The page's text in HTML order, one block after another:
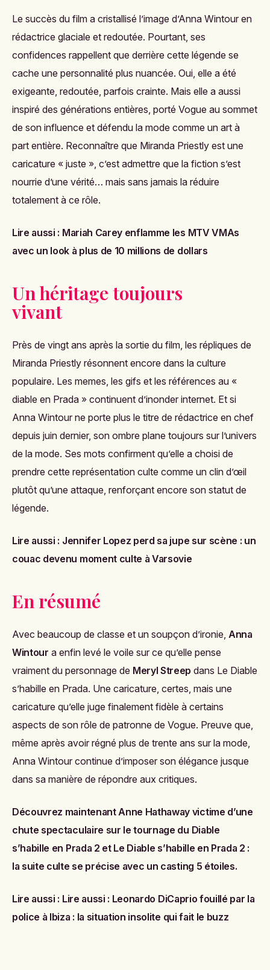
Le succès du film a cristallisé l’image d’Anna Wintour en
rédactrice glaciale et redoutée. Pourtant, ses
confidences rappellent que derrière cette légende se
cache une personnalité plus nuancée. Oui, elle a été
exigeante, redoutée, parfois crainte. Mais elle a aussi
inspiré des générations entières, porté Vogue au sommet
de son influence et défendu la mode comme un art à
part entière. Reconnaître que Miranda Priestly est une
caricature « juste », c’est admettre que la fiction s’est
nourrie d’une vérité… mais sans jamais la réduire
totalement à ce rôle.
Lire aussi : Mariah Carey enflamme les MTV VMAs
avec un look à plus de 10 millions de dollars
Un héritage toujours
vivant
Près de vingt ans après la sortie du film, les répliques de
Miranda Priestly résonnent encore dans la culture
populaire. Les memes, les gifs et les références au «
diable en Prada » continuent d’inonder internet. Et si
Anna Wintour ne porte plus le titre de rédactrice en chef
depuis juin dernier, son ombre plane toujours sur l’univers
de la mode. Ses mots confirment qu’elle a choisi de
prendre cette représentation culte comme un clin d’œil
plutôt qu’une attaque, renforçant encore son statut de
légende.
Lire aussi : Jennifer Lopez perd sa jupe sur scène : un
couac devenu moment culte à Varsovie
En résumé
Avec beaucoup de classe et un soupçon d’ironie, Anna
Wintour a enfin levé le voile sur ce qu’elle pense
vraiment du personnage de Meryl Streep dans Le Diable
s’habille en Prada. Une caricature, certes, mais une
caricature qu’elle juge finalement fidèle à certains
aspects de son rôle de patronne de Vogue. Preuve que,
même après avoir régné plus de trente ans sur la mode,
Anna Wintour continue d’imposer son élégance jusque
dans sa manière de répondre aux critiques.
Découvrez maintenantAnne Hathaway victime d’une
chute spectaculaire sur le tournage du Diable
s’habille en Prada 2 et Le Diable s’habille en Prada 2 :
la suite culte se précise avec un casting 5 étoiles.
Lire aussi : Lire aussi : Leonardo DiCaprio fouillé par la
police à Ibiza : la situation insolite qui fait le buzz